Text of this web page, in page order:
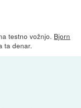
testno vožnjo. Bjorn
ta denar.